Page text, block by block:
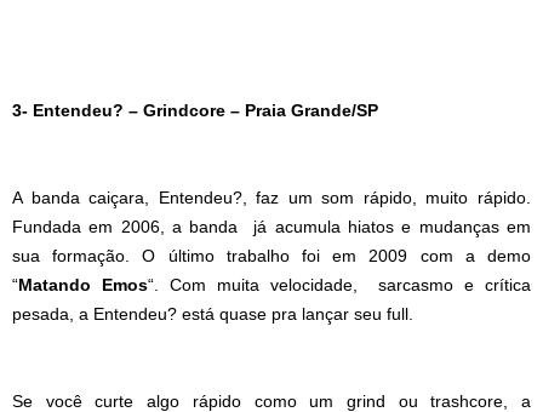
3- Entendeu? – Grindcore – Praia Grande/SP
A banda caiçara, Entendeu?, faz um som rápido, muito rápido.
Fundada em 2006, a banda já acumula hiatos e mudanças em
sua formação. O último trabalho foi em 2009 com a demo
“Matando Emos“. Com muita velocidade, sarcasmo e crítica
pesada, a Entendeu? está quase pra lançar seu full.
Se você curte algo rápido como um grind ou trashcore, a